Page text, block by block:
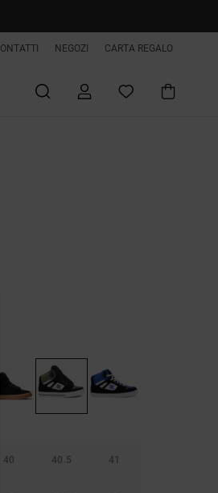
NEGOZI CARTA REGALO
40 40.5 41